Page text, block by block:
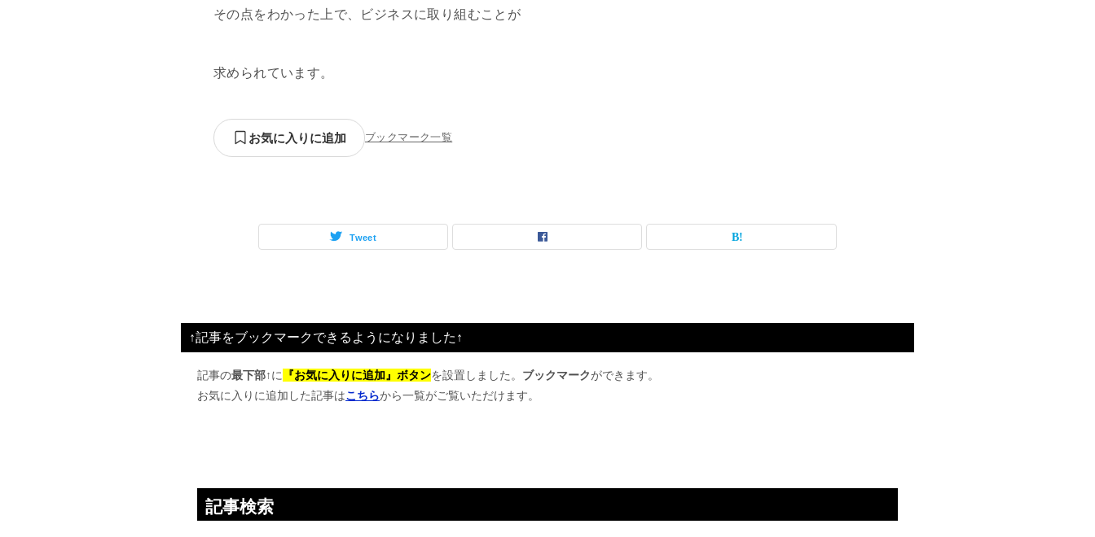
その点をわかった上で、ビジネスに取り組むことが
求められています。
お気に入りに追加 ブックマーク一覧
Tweet
↑記事をブックマークできるようになりました↑
記事の最下部↑に 『お気に入りに追加』ボタンを設置しました。 ブックマークができます。
お気に入りに追加した記事はこちらから一覧がご覧いただけます。
記事検索